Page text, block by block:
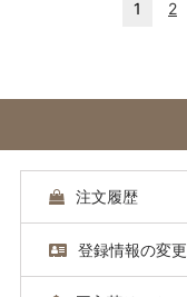
1 2
注文履歴
登録情報の変更